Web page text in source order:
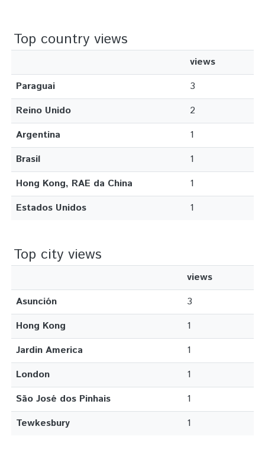
Top country views
views
Paraguai
3
Reino Unido
2
Argentina
1
Brasil
1
Hong Kong, RAE da China
1
Estados Unidos
1
Top city views
views
Asunción
3
Hong Kong
1
Jardin America
1
London
1
São José dos Pinhais
1
Tewkesbury
1